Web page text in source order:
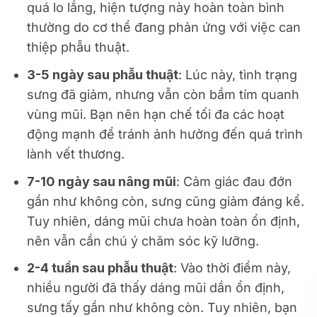
quá lo lắng, hiện tượng này hoàn toàn bình
thường do cơ thể đang phản ứng với việc can
thiệp phẫu thuật.
3-5 ngày sau phẫu thuật: Lúc này, tình trạng
sưng đã giảm, nhưng vẫn còn bầm tím quanh
vùng mũi. Bạn nên hạn chế tối đa các hoạt
động mạnh để tránh ảnh hưởng đến quá trình
lành vết thương.
7-10 ngày sau nâng mũi: Cảm giác đau đớn
gần như không còn, sưng cũng giảm đáng kể.
Tuy nhiên, dáng mũi chưa hoàn toàn ổn định,
nên vẫn cần chú ý chăm sóc kỹ lưỡng.
2-4 tuần sau phẫu thuật: Vào thời điểm này,
nhiều người đã thấy dáng mũi dần ổn định,
sưng tấy gần như không còn. Tuy nhiên, bạn